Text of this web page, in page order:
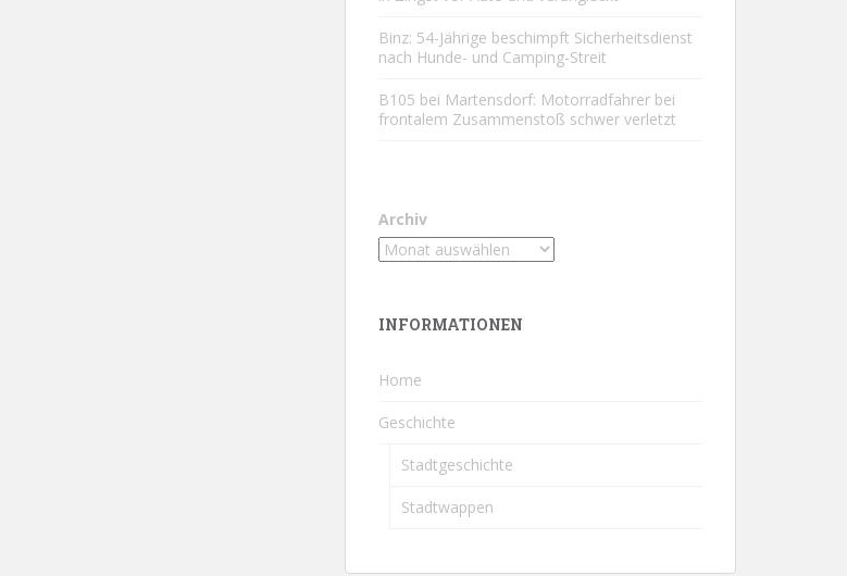
Binz: 54-Jährige beschimpft Sicherheitsdienst
nach Hunde- und Camping-Streit
B105 bei Martensdorf: Motorradfahrer bei
frontalem Zusammenstoß schwer verletzt
Archiv
INFORMATIONEN
Home
Geschichte
Stadtgeschichte
Stadtwappen